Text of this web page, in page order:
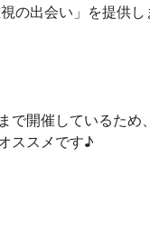
の出会い」を提供し
開催しているため、
ススメです♪